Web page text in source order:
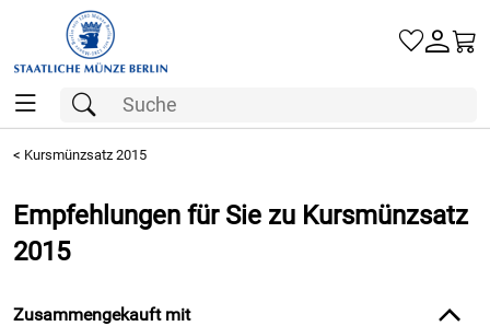
Gold
Barren
< Kursmünzsatz 2015
Empfehlungen für Sie zu Kursmünzsatz
2015
Zusammengekauft mit